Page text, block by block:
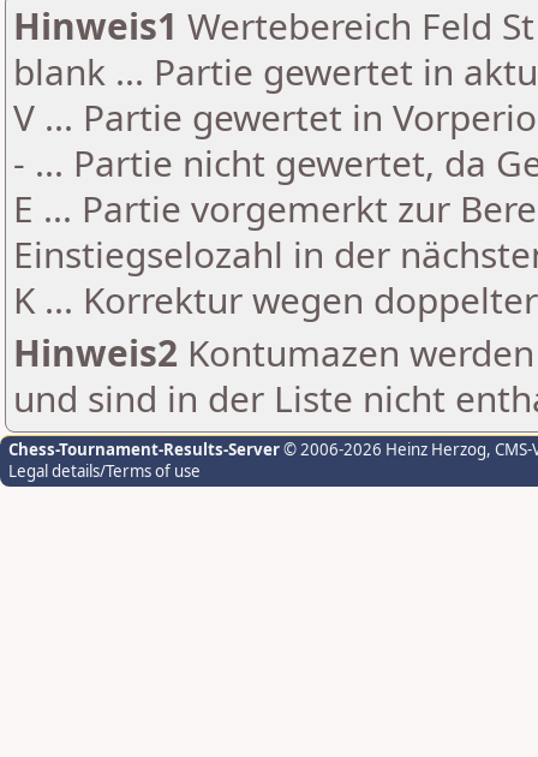
Hinweis1 Wertebereich Feld
blank ... Partie gewertet in
V ... Partie gewertet in
- ... Partie nicht gewertet, da
E ... Partie vorgemerkt zur
Einstiegselozahl in der
K ... Korrektur wegen
Hinweis2 Kontumazen
und sind in der Liste nicht
Chess-Tournament-Results-Server© 2006-2026 Heinz Herzog,
Legal details/Terms of use